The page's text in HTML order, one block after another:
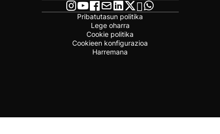
Pribatutasun politika
Lege oharra
Cookie politika
Cookieen konfigurazioa
Harremana